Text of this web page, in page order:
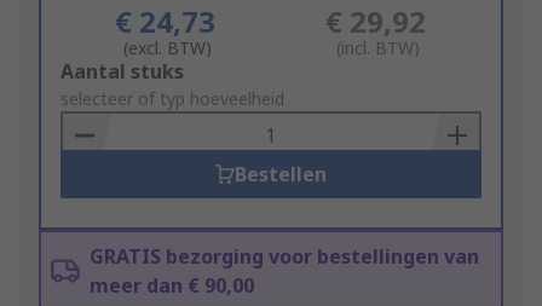
€ 24,73
(excl. BTW)
€ 29,92
(incl. BTW)
Add
to
Basket
Aantal stuks
selecteer of typ hoeveelheid
Bestellen
GRATIS bezorging voor bestellingen van
meer dan € 90,00